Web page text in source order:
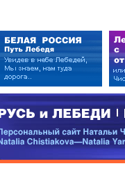
РУСЬ и ЛЕБЕДИ | RUSI —
Персональный сайт Натальи